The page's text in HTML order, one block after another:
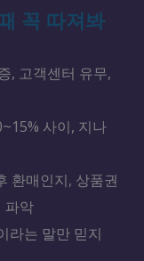
꼭 따져봐
, 고객센터 유무,
사이, 지나
환매인지, 상품권
파악
라는 말만 믿지